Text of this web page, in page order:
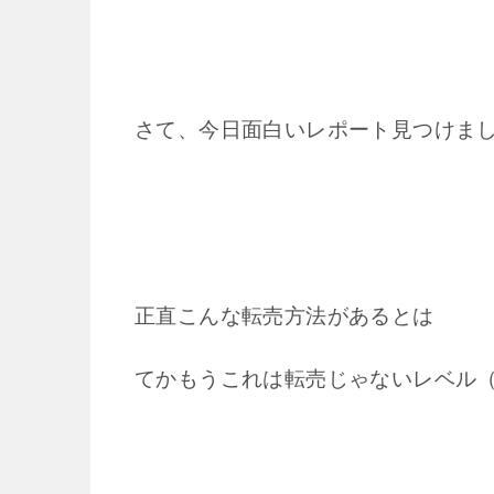
さて、今日面白いレポート見つけまし
正直こんな転売方法があるとは
てかもうこれは転売じゃないレベル（